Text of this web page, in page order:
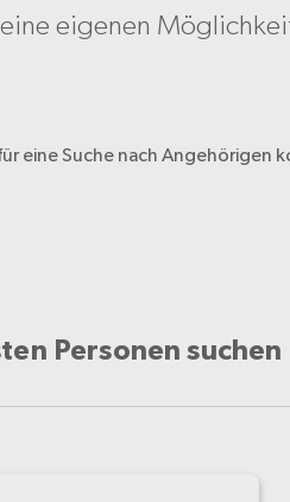
eigenen
eine Suche nach Angehörigen
Personen suchen